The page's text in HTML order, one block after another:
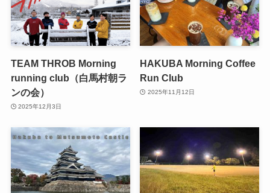
TEAM THROB Morning
running club（白馬村朝ラ
ンの会）
2025年12月3日
HAKUBA Morning Coffee
Run Club
2025年11月12日